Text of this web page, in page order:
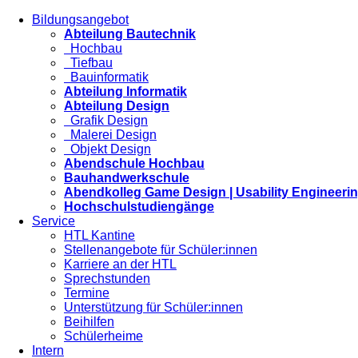
Bildungsangebot
Abteilung Bautechnik
Hochbau
Tiefbau
Bauinformatik
Abteilung Informatik
Abteilung Design
Grafik Design
Malerei Design
Objekt Design
Abendschule Hochbau
Bauhandwerkschule
Abendkolleg Game Design | Usability
Hochschulstudiengänge
Service
HTL Kantine
Stellenangebote für Schüler:innen
Karriere an der HTL
Sprechstunden
Termine
Unterstützung für Schüler:innen
Beihilfen
Schülerheime
Intern